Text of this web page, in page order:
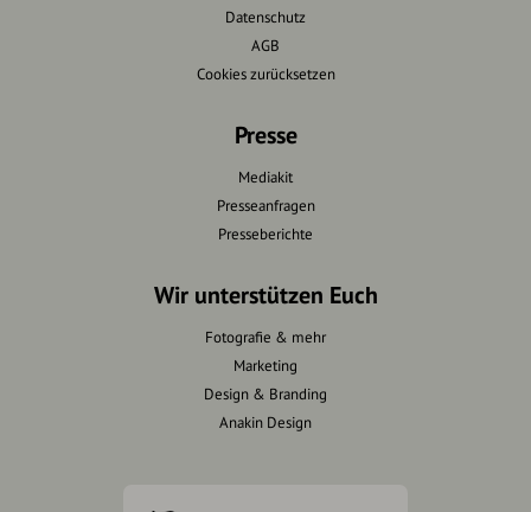
Datenschutz
AGB
Cookies zurücksetzen
Presse
Mediakit
Presseanfragen
Presseberichte
Wir unterstützen Euch
Fotografie & mehr
Marketing
Design & Branding
Anakin Design